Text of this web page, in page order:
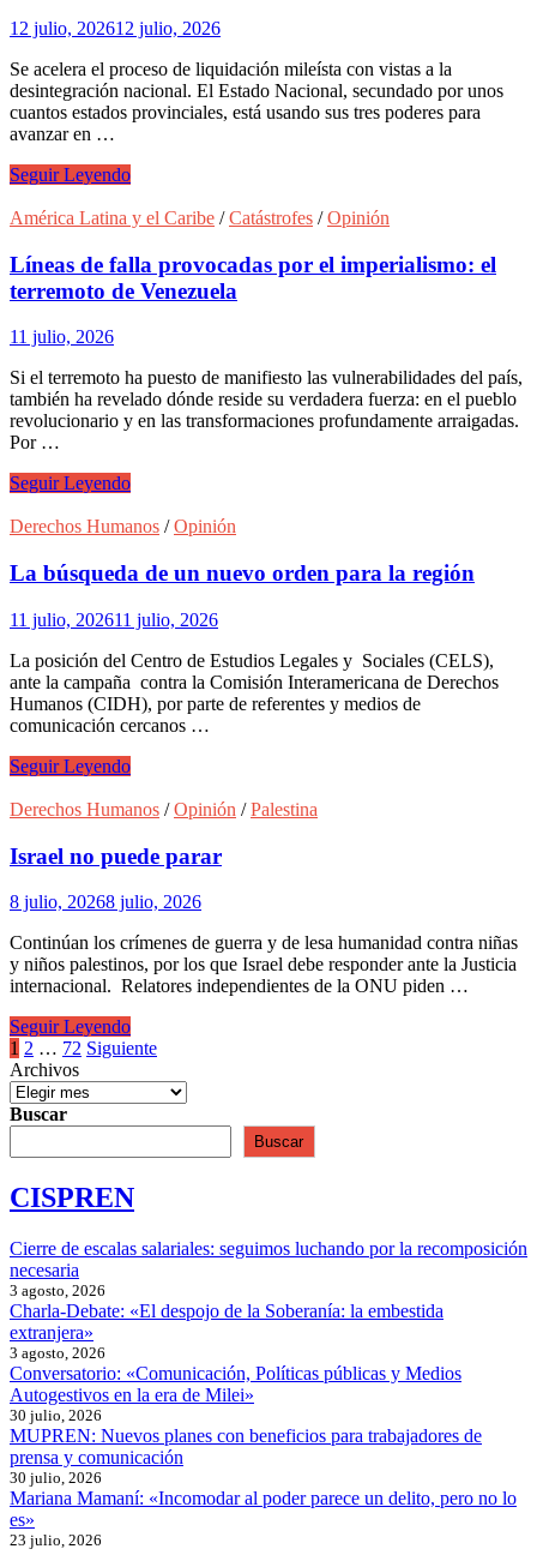
magia
popular
del
fútbol
12 julio, 202612 julio, 2026
Se acelera el proceso de liquidación mileísta con vistas a la
desintegración nacional. El Estado Nacional, secundado por unos
cuantos estados provinciales, está usando sus tres poderes para
avanzar en …
La
avanza
Seguir Leyendo
América Latina y el Caribe /Catástrofes /Opinión
Líneas de falla provocadas por el imperialismo: el
terremoto de Venezuela
11 julio, 2026
Si el terremoto ha puesto de manifiesto las vulnerabilidades del país,
también ha revelado dónde reside su verdadera fuerza: en el pueblo
revolucionario y en las transformaciones profundamente arraigadas.
Por …
Líneas
falla
por
el
imperialismo:
el
terremoto
de
Venezuela
Seguir Leyendo
Derechos Humanos /Opinión
La búsqueda de un nuevo orden para la región
11 julio, 202611 julio, 2026
La posición del Centro de Estudios Legales y Sociales (CELS),
ante la campaña contra la Comisión Interamericana de Derechos
Humanos (CIDH), por parte de referentes y medios de
comunicación cercanos …
La
de
nuevo
orden
para
la
región
Seguir Leyendo
Derechos Humanos /Opinión /Palestina
Israel no puede parar
8 julio, 20268 julio, 2026
Continúan los crímenes de guerra y de lesa humanidad contra niñas
y niños palestinos, por los que Israel debe responder ante la Justicia
internacional. Relatores independientes de la ONU piden …
Israel
no
puede
parar
Seguir Leyendo
Paginación
de
entradas
1 2 … 72 Siguiente
Archivos
Buscar
Buscar
CISPREN
Cierre de escalas salariales: seguimos luchando por la recomposición
necesaria
3 agosto, 2026
Charla-Debate: «El despojo de la Soberanía: la embestida
extranjera»
3 agosto, 2026
Conversatorio: «Comunicación, Políticas públicas y Medios
Autogestivos en la era de Milei»
30 julio, 2026
MUPREN: Nuevos planes con beneficios para trabajadores de
prensa y comunicación
30 julio, 2026
Mariana Mamaní: «Incomodar al poder parece un delito, pero no lo
es»
23 julio, 2026